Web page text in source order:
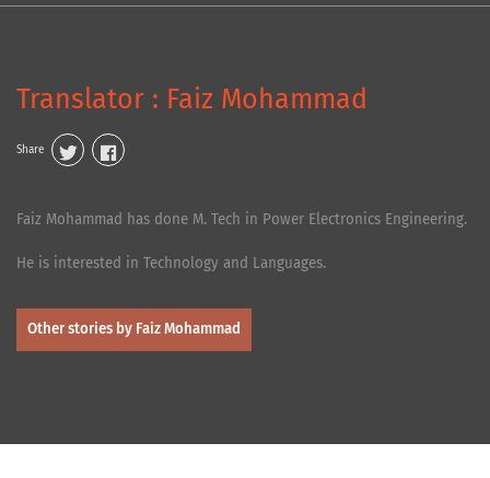
Translator : Faiz Mohammad
Share
Faiz Mohammad has done M. Tech in Power Electronics Engineering.
He is interested in Technology and Languages.
Other stories by Faiz Mohammad